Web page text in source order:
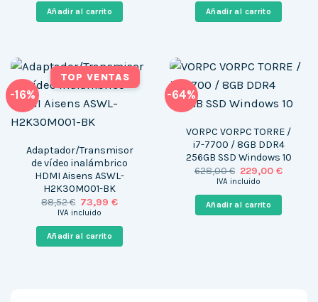
era:
699,00 €.
Añadir al carrito
era:
779,00 €.
Añadir al carrito
-16%
TOP VENTAS
Adaptador/Transmisor
de vídeo inalámbrico
HDMI Aisens ASWL-
H2K30M001-BK
88,52€ El
precio
era:
88,52 €.
73,99€El
es:
IVA incluido
Añadir al carrito
-64%
VORPC VORPC TORRE /
i7-7700 / 8GB DDR4
256GB SSD Windows 10
628,00€ El
precio
era:
628,00 €.
229,00€El
IVA incluido
Añadir al carrito